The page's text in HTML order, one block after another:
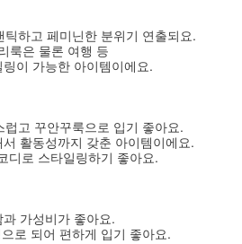
하고 페미닌한 분위기 연출되요.
룩은 물론 여행 등
이 가능한 아이템이에요.
고 꾸안꾸룩으로 입기 좋아요.
활동성까지 갖춘 아이템이에요.
디로 스타일링하기 좋아요.
가성비가 좋아요.
로 되어 편하게 입기 좋아요.